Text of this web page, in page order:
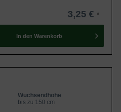
3,25 €
In den Warenkorb
Wuchsendhöhe
bis zu 150 cm